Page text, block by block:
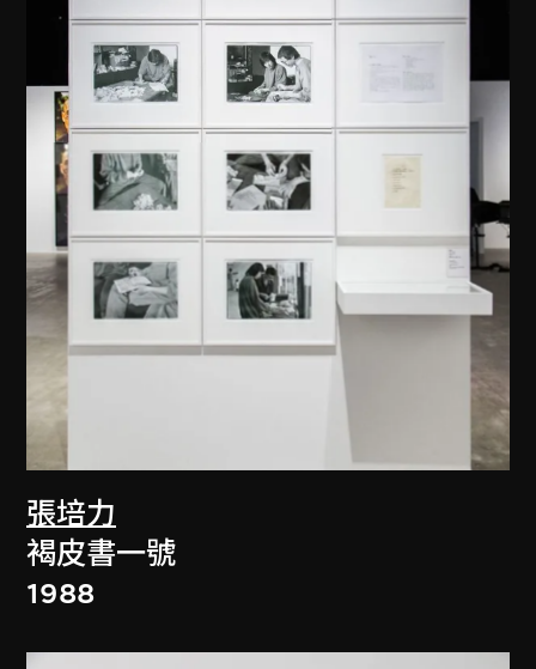
張培力
褐皮書一號
1988